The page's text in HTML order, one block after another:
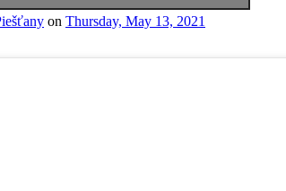
on Thursday, May 13, 2021